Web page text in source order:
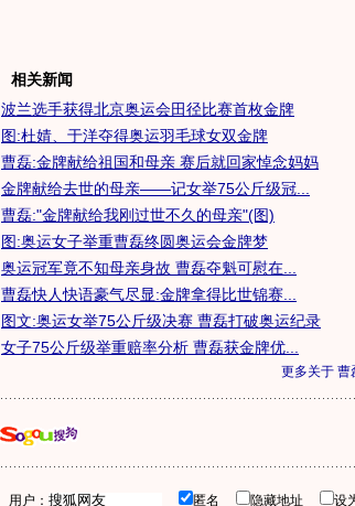
相关新闻
波兰选手获得北京奥运会田径比赛首枚金牌
图:杜婧、于洋夺得奥运羽毛球女双金牌
曹磊:金牌献给祖国和母亲 赛后就回家悼念妈妈
金牌献给去世的母亲——记女举75公斤级冠...
曹磊:"金牌献给我刚过世不久的母亲"(图)
图:奥运女子举重曹磊终圆奥运会金牌梦
奥运冠军竟不知母亲身故 曹磊夺魁可慰在...
曹磊快人快语豪气尽显:金牌拿得比世锦赛...
图文:奥运女举75公斤级决赛 曹磊打破奥运纪录
女子75公斤级举重赔率分析 曹磊获金牌优...
更多关于 曹
用户： 匿名 隐藏地址
设